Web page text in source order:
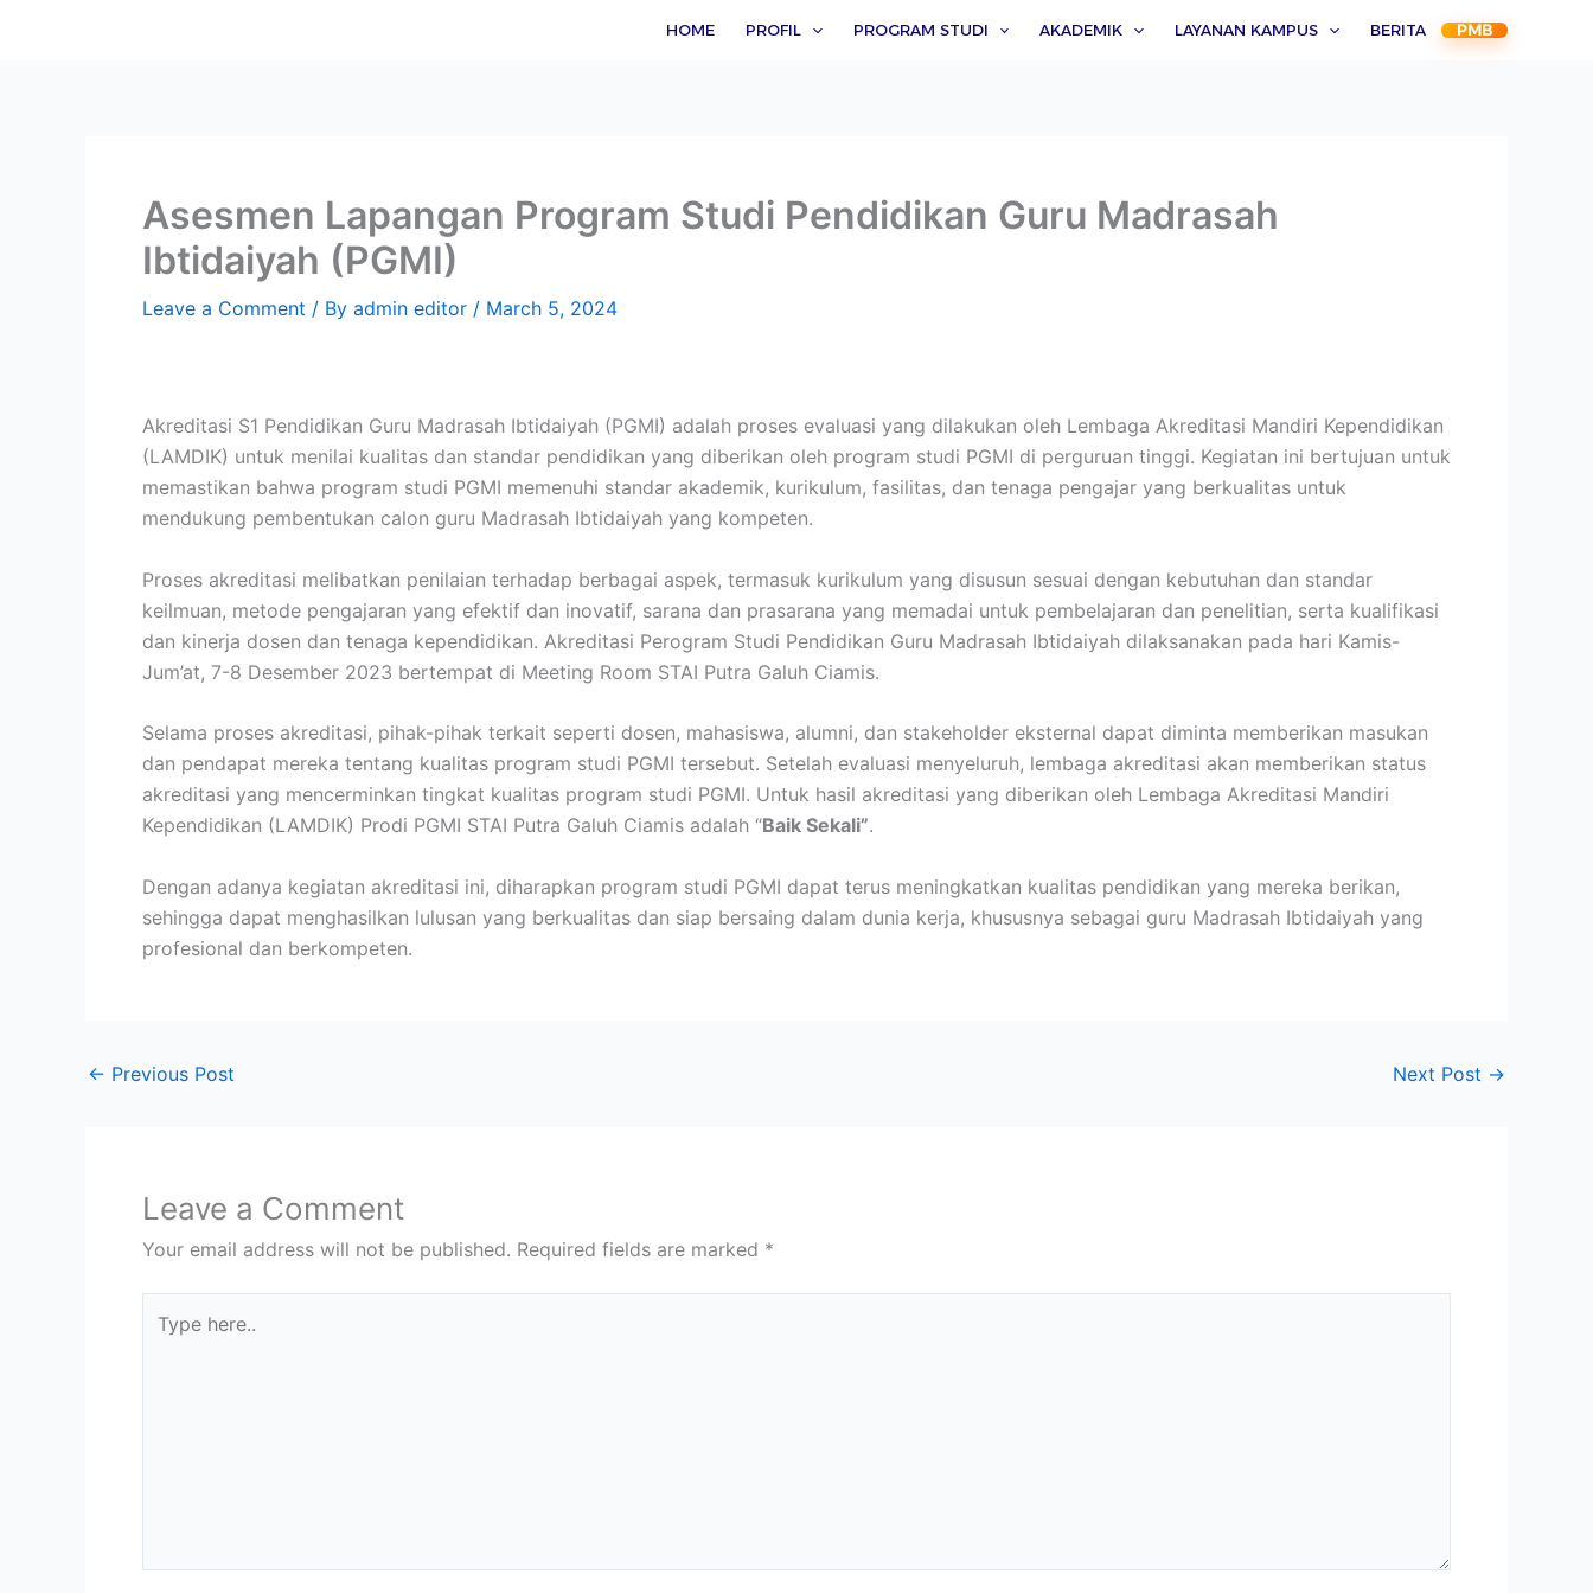
HOME PROFIL PROGRAM STUDI AKADEMIK LAYANAN KAMPUS BERITA PMB
Asesmen Lapangan Program Studi Pendidikan Guru Madrasah
Ibtidaiyah (PGMI)
Leave a Comment / By admin editor / March 5, 2024
Akreditasi S1 Pendidikan Guru Madrasah Ibtidaiyah (PGMI) adalah proses evaluasi yang dilakukan oleh Lembaga Akreditasi Mandiri Kependidikan
(LAMDIK) untuk menilai kualitas dan standar pendidikan yang diberikan oleh program studi PGMI di perguruan tinggi. Kegiatan ini bertujuan untuk
memastikan bahwa program studi PGMI memenuhi standar akademik, kurikulum, fasilitas, dan tenaga pengajar yang berkualitas untuk
mendukung pembentukan calon guru Madrasah Ibtidaiyah yang kompeten.
Proses akreditasi melibatkan penilaian terhadap berbagai aspek, termasuk kurikulum yang disusun sesuai dengan kebutuhan dan standar
keilmuan, metode pengajaran yang efektif dan inovatif, sarana dan prasarana yang memadai untuk pembelajaran dan penelitian, serta kualifikasi
dan kinerja dosen dan tenaga kependidikan. Akreditasi Perogram Studi Pendidikan Guru Madrasah Ibtidaiyah dilaksanakan pada hari Kamis-
Jum’at, 7-8 Desember 2023 bertempat di Meeting Room STAI Putra Galuh Ciamis.
Selama proses akreditasi, pihak-pihak terkait seperti dosen, mahasiswa, alumni, dan stakeholder eksternal dapat diminta memberikan masukan
dan pendapat mereka tentang kualitas program studi PGMI tersebut. Setelah evaluasi menyeluruh, lembaga akreditasi akan memberikan status
akreditasi yang mencerminkan tingkat kualitas program studi PGMI. Untuk hasil akreditasi yang diberikan oleh Lembaga Akreditasi Mandiri
Kependidikan (LAMDIK) Prodi PGMI STAI Putra Galuh Ciamis adalah “Baik Sekali”.
Dengan adanya kegiatan akreditasi ini, diharapkan program studi PGMI dapat terus meningkatkan kualitas pendidikan yang mereka berikan,
sehingga dapat menghasilkan lulusan yang berkualitas dan siap bersaing dalam dunia kerja, khususnya sebagai guru Madrasah Ibtidaiyah yang
profesional dan berkompeten.
← Previous Post Next Post →
Leave a Comment
Your email address will not be published. Required fields are marked *
here..